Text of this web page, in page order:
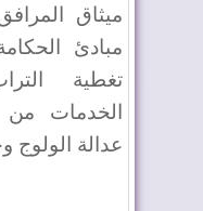
ميثاق
مبادئ
تغطية
الخدمات من
عدالة الولوج